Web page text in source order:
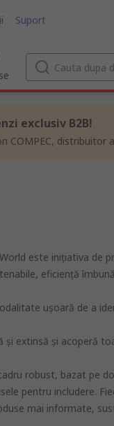
Suport
exclusiv B2B!
COMPEC, distribuitor
este inițiativa de
eficiență
uşoară de a
și extinsă și acoperă
robust, bazat pe
pentru includere.
mai informate,